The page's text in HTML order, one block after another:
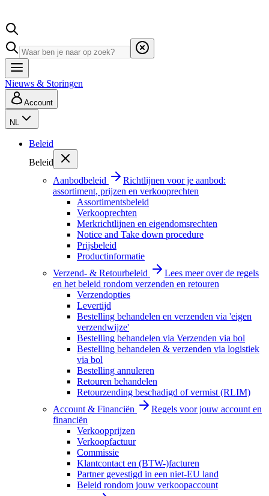
Nieuws & Storingen
Account
NL
Beleid
Beleid
Aanbodbeleid
Richtlijnen voor je aanbod:
assortiment, prijzen en verkooprechten
Assortimentsbeleid
Verkooprechten
Merkrichtlijnen en eigendomsrechten
Notice and Take down procedure
Prijsbeleid
Productinformatie
Verzend- & Retourbeleid
Lees meer over de regels
en het beleid rondom verzenden en retouren
Verzendopties
Levertijd
Bestelling behandelen en verzenden via 'eigen
verzendwijze'
Bestelling behandelen via Verzenden via bol
Bestelling behandelen & verzenden via logistiek
via bol
Bestelling annuleren
Retouren behandelen
Retourzending beschadigd of vermist (RLIM)
Account & Financiën
Regels voor jouw account en
financiën
Verkoopprijzen
Verkoopfactuur
Commissie
Klantcontact en (BTW-)facturen
Partner gevestigd in een niet-EU land
Beleid rondom jouw verkoopaccount